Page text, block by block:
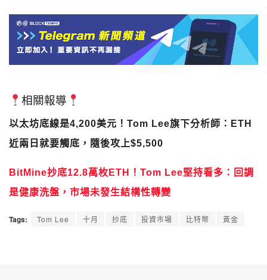
相關報導
以太坊底線是4,200美元！Tom Lee旗下分析師：ETH
近兩日就要觸底，隨後攻上$5,500
BitMine抄底12.8萬枚ETH！Tom Lee堅持看多：回調
是健康洗盤，市場未發生結構性轉變
Tags: Tom Lee 十月 抄底 投資市場 比特幣 黃金